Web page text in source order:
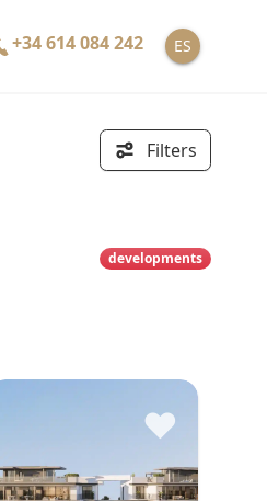
+34 614 084 242 ES
Filters
developments
♥